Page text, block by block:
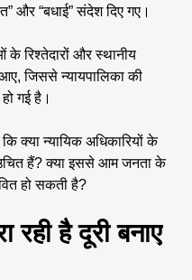
और “बधाई” संदेश दिए गए।
के रिश्तेदारों और स्थानीय
जिससे न्यायपालिका की
गई है।
क्या न्यायिक अधिकारियों के
हैं? क्या इससे आम जनता के
हो सकती है?
रही है दूरी बनाए